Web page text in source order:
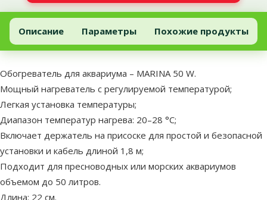
Обогреватель для аквариума – MARINA 50 W
Добавить в корзину
Описание Параметры Похожие продукты
В начало страницы
superzoo.product.detail.content
Обогреватель для аквариума – MARINA 50 W.
Мощный нагреватель с регулируемой температурой;
Легкая установка температуры;
Диапазон температур нагрева: 20–28 °C;
Включает держатель на присоске для простой и безопасной
установки и кабель длиной 1,8 м;
Подходит для пресноводных или морских аквариумов
объемом до 50 литров.
Длина: 22 см.